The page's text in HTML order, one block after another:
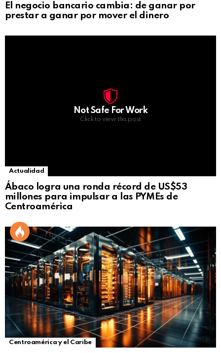
El negocio bancario cambia: de ganar por
prestar a ganar por mover el dinero
Not Safe For Work
Click to view this post
Actualidad
Ábaco logra una ronda récord de US$53
millones para impulsar a las PYMEs de
Centroamérica
Centroamérica y el Caribe